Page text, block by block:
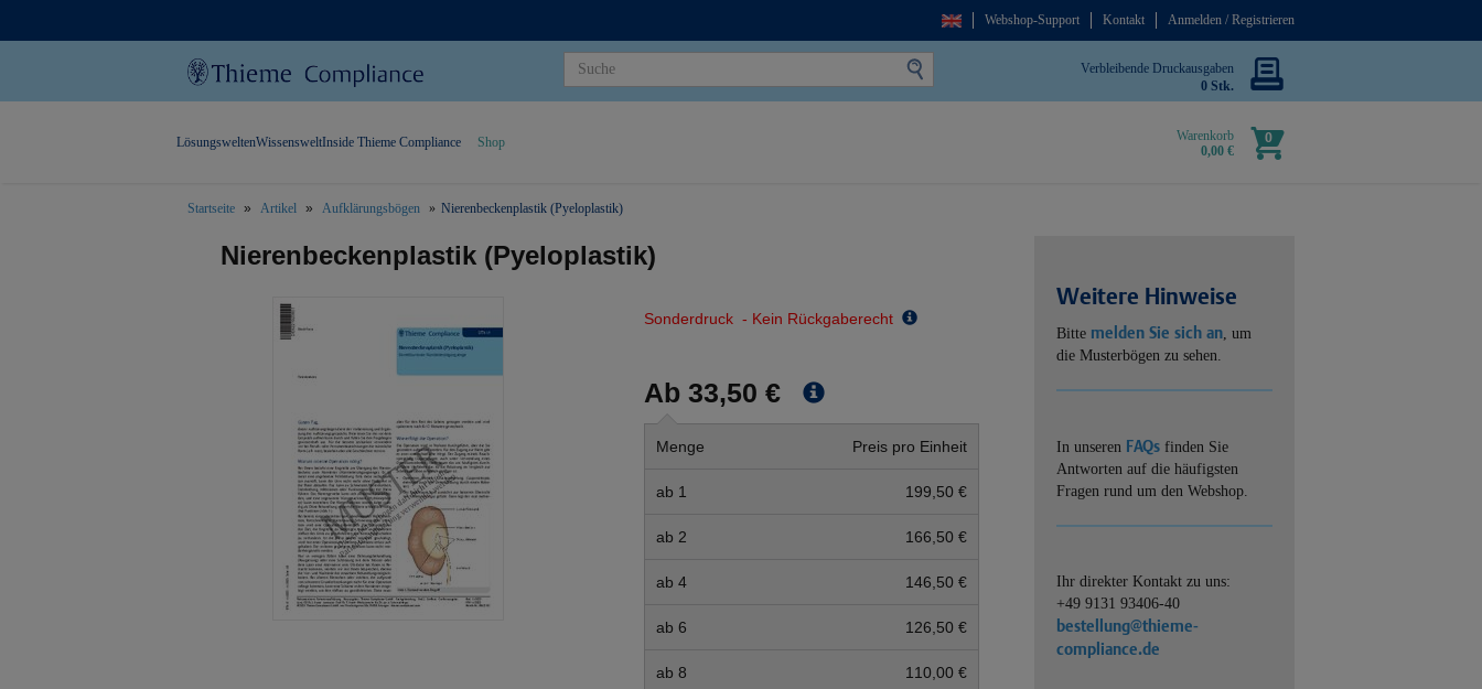
Webshop-Support Kontakt Anmelden / Registrieren
Verbleibende Druckausgaben
0 Stk.
Warenkorb
0,00 €
0
LösungsweltenWissensweltInside Thieme Compliance Shop
Startseite Artikel Aufklärungsbögen Nierenbeckenplastik (Pyeloplastik)
Nierenbeckenplastik (Pyeloplastik)
Sonderdruck - Kein Rückgaberecht
Ab 33,50 €
Menge Preis pro Einheit
ab 1 199,50 €
ab 2 166,50 €
ab 4 146,50 €
ab 6 126,50 €
ab 8 110,00 €
Weitere Hinweise
Bitte melden Sie sich an, um
die Musterbögen zu sehen.
In unseren FAQs finden Sie
Antworten auf die häufigsten
Fragen rund um den Webshop.
Ihr direkter Kontakt zu uns:
+49 9131 93406-40
bestellung@thieme-
compliance.de